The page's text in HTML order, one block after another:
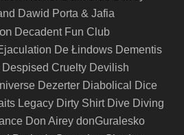
Dawid Porta & Jafia
Decadent Fun Club
De Łindows Dementis
Despised Cruelty Devilish
Dezerter Diabolical
Dice
Legacy Dirty Shirt Dive Diving
Don Airey donGuralesko